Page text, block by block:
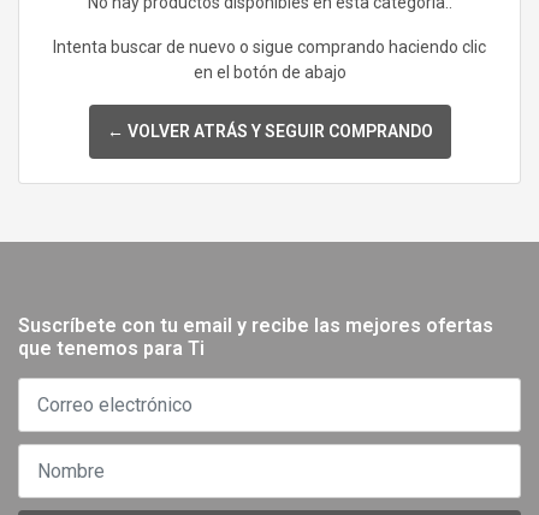
Intenta buscar de nuevo o sigue comprando haciendo clic
en el botón de abajo
← VOLVER ATRÁS Y SEGUIR COMPRANDO
Suscríbete con tu email y recibe las mejores ofertas
que tenemos para Ti